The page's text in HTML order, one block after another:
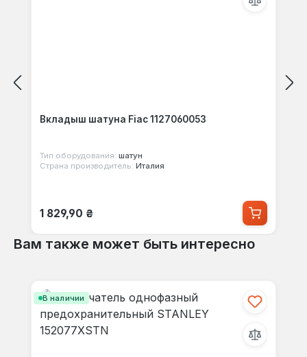
Вкладыш шатуна Fiac 1127060053
Тип оборудования: шатун
Страна производитель: Италия
Обычная цена:
1 829,90 ₴
Вам также может быть интересно
В наличии